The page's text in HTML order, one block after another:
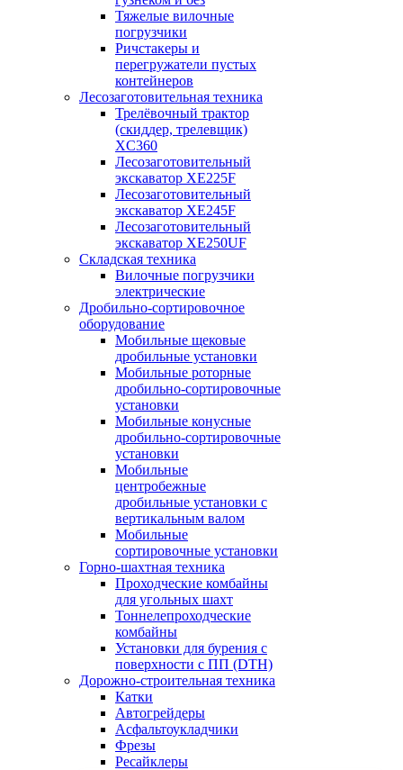
Тяжелые вилочные
погрузчики
Ричстакеры и
перегружатели пустых
контейнеров
Лесозаготовительная техника
Трелёвочный трактор
(скиддер, трелевщик)
XC360
Лесозаготовительный
экскаватор XE225F
Лесозаготовительный
экскаватор XE245F
Лесозаготовительный
экскаватор XE250UF
Складская техника
Вилочные погрузчики
электрические
Дробильно-сортировочное
оборудование
Мобильные щековые
дробильные установки
Мобильные роторные
дробильно-сортировочные
установки
Мобильные конусные
дробильно-сортировочные
установки
Мобильные
центробежные
дробильные установки с
вертикальным валом
Мобильные
сортировочные установки
Горно-шахтная техника
Проходческие комбайны
для угольных шахт
Тоннелепроходческие
комбайны
Установки для бурения с
поверхности с ПП (DTH)
Дорожно-строительная техника
Катки
Автогрейдеры
Асфальтоукладчики
Фрезы
Ресайклеры